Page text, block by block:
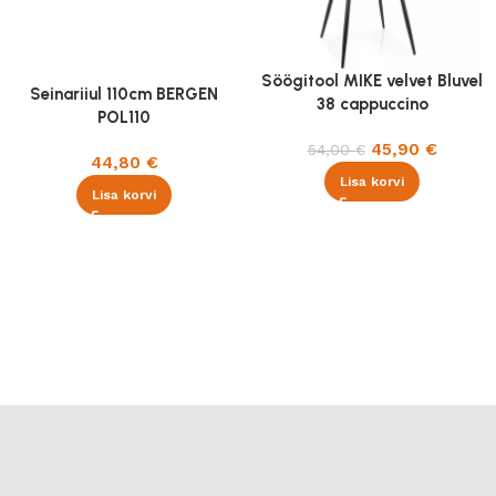
Seinariiul 110cm BERGEN
POL110
44,80 €
Lisa korvi
Söögitool MIKE velvet Bluvel
38 cappuccino
54,00€ 45,90 €
Lisa korvi